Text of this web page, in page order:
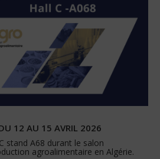
12 AU 15 AVRIL 2026
stand A68 durant le salon
agroalimentaire en Algérie.